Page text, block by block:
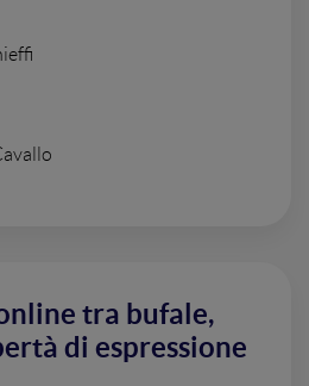
tra bufale,
di espressione